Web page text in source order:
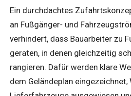
Ein durchdachtes
an Fußgänger- und
verhindert, dass Bauarbeiter zu
geraten, in denen gleichzeitig
rangieren. Dafür werden klare
dem Geländeplan